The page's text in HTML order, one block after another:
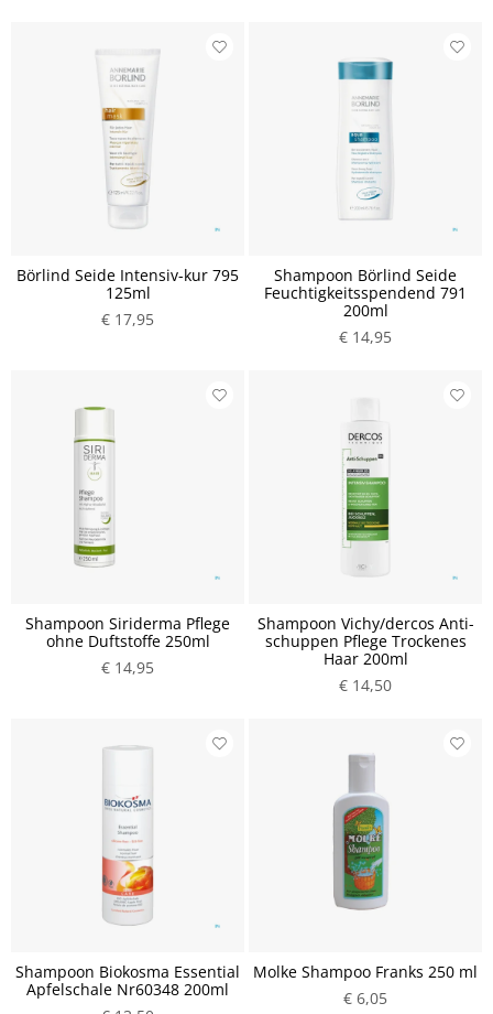
Börlind Seide Intensiv-kur 795
125ml
€ 17,95
Shampoon Börlind Seide
Feuchtigkeitsspendend 791
200ml
€ 14,95
Shampoon Siriderma Pflege
ohne Duftstoffe 250ml
€ 14,95
Shampoon Vichy/dercos Anti-
schuppen Pflege Trockenes
Haar 200ml
€ 14,50
Shampoon Biokosma Essential
Apfelschale Nr60348 200ml
Molke Shampoo Franks 250 ml
€ 6,05